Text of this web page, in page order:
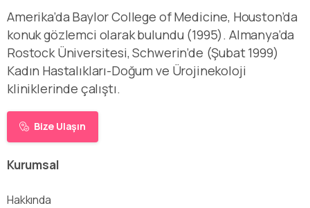
Amerika’da Baylor College of Medicine, Houston’da
konuk gözlemci olarak bulundu (1995). Almanya’da
Rostock Üniversitesi, Schwerin’de (Şubat 1999)
Kadın Hastalıkları-Doğum ve Ürojinekoloji
kliniklerinde çalıştı.
Bize Ulaşın
Kurumsal
Hakkında